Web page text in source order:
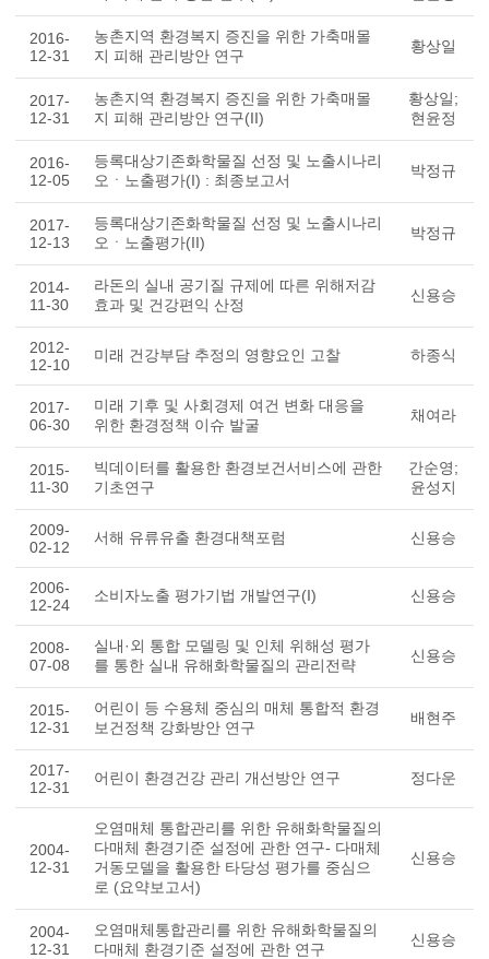
2016-
12-31
농촌지역 환경복지 증진을 위한 가축매몰
지 피해 관리방안 연구
황상일
2017-
12-31
농촌지역 환경복지 증진을 위한 가축매몰
지 피해 관리방안 연구(II)
황상일;
현윤정
2016-
12-05
등록대상기존화학물질 선정 및 노출시나리
오ㆍ노출평가(I) : 최종보고서
박정규
2017-
12-13
등록대상기존화학물질 선정 및 노출시나리
오ㆍ노출평가(II)
박정규
2014-
11-30
라돈의 실내 공기질 규제에 따른 위해저감
효과 및 건강편익 산정
신용승
2012-
12-10
미래 건강부담 추정의 영향요인 고찰 하종식
2017-
06-30
미래 기후 및 사회경제 여건 변화 대응을
위한 환경정책 이슈 발굴
채여라
2015-
11-30
빅데이터를 활용한 환경보건서비스에 관한
기초연구
간순영;
윤성지
2009-
02-12
서해 유류유출 환경대책포럼 신용승
2006-
12-24
소비자노출 평가기법 개발연구(I) 신용승
2008-
07-08
실내·외 통합 모델링 및 인체 위해성 평가
를 통한 실내 유해화학물질의 관리전략
신용승
2015-
12-31
어린이 등 수용체 중심의 매체 통합적 환경
보건정책 강화방안 연구
배현주
2017-
12-31
어린이 환경건강 관리 개선방안 연구 정다운
2004-
12-31
오염매체 통합관리를 위한 유해화학물질의
다매체 환경기준 설정에 관한 연구- 다매체
거동모델을 활용한 타당성 평가를 중심으
로 (요약보고서)
신용승
2004-
12-31
오염매체통합관리를 위한 유해화학물질의
다매체 환경기준 설정에 관한 연구
신용승